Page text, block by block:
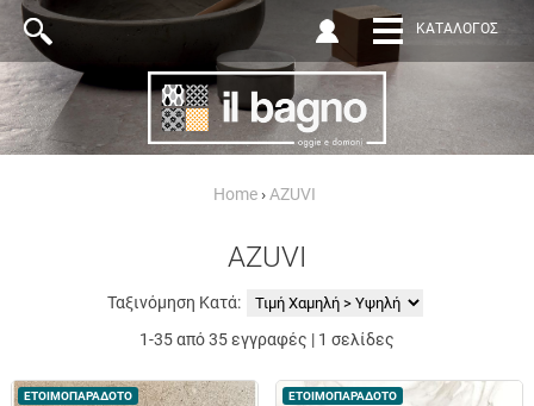
ΚΑΤΆΛΟΓΟΣ
Home› AZUVI
AZUVI
Ταξινόμηση Κατά:
1-35 από 35 εγγραφές | 1 σελίδες
ΕΤΟΙΜΟΠΑΡΑΔΟΤΟ ΕΤΟΙΜΟΠΑΡΑΔΟΤΟ